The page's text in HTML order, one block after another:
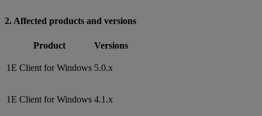
2. Affected products and versions
Product Versions
1E Client for Windows 5.0.x
1E Client for Windows 4.1.x